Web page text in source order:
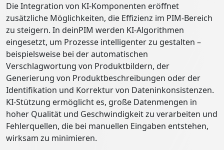
Die Integration von KI-Komponenten eröffnet
zusätzliche Möglichkeiten, die Effizienz im PIM-Bereich
zu steigern. In deinPIM werden KI-Algorithmen
eingesetzt, um Prozesse intelligenter zu gestalten –
beispielsweise bei der automatischen
Verschlagwortung von Produktbildern, der
Generierung von Produktbeschreibungen oder der
Identifikation und Korrektur von Dateninkonsistenzen.
KI-Stützung ermöglicht es, große Datenmengen in
hoher Qualität und Geschwindigkeit zu verarbeiten und
Fehlerquellen, die bei manuellen Eingaben entstehen,
wirksam zu minimieren.